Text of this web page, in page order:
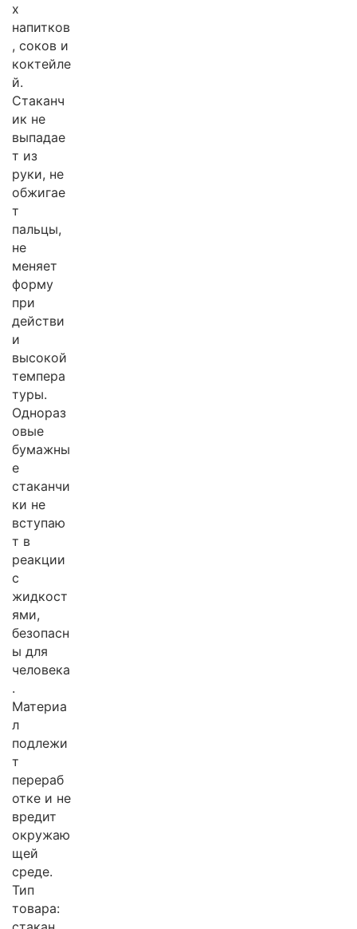
х
напитков
, соков и
коктейле
й.
Стаканч
ик не
выпадае
т из
руки, не
обжигае
т
пальцы,
не
меняет
форму
при
действи
и
высокой
темпера
туры.
Однораз
овые
бумажны
е
стаканчи
ки не
вступаю
т в
реакции
с
жидкост
ями,
безопасн
ы для
человека
.
Материа
л
подлежи
т
перераб
отке и не
вредит
окружаю
щей
среде.
Тип
товара: